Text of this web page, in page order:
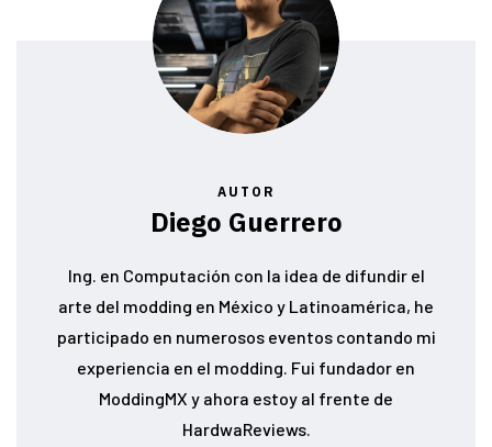
AUTOR
Diego Guerrero
Ing. en Computación con la idea de difundir el
arte del modding en México y Latinoamérica, he
participado en numerosos eventos contando mi
experiencia en el modding. Fui fundador en
ModdingMX y ahora estoy al frente de
HardwaReviews.